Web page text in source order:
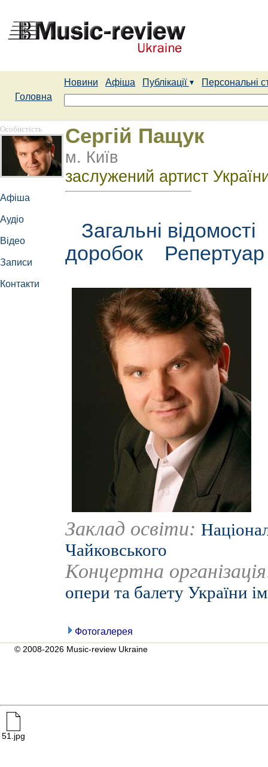
Новини Афіша Публікації
Персональні
Головна
Особистість
Афіша
Аудіо
Відео
Записи
Контакти
Сергій Пащук
м. Київ
заслужений артист
Загальні відомості
доробок
Заклад освіти:
Чайковського
Концертна
опери та балету України
Фотогалерея
© 2008-2026 Music-review Ukraine
51.jpg